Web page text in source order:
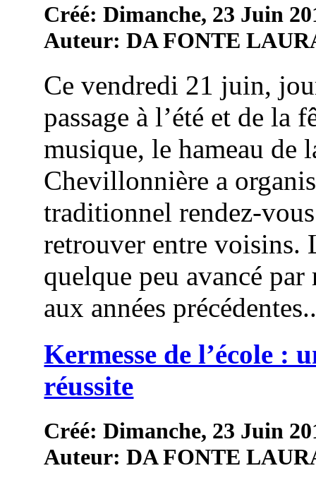
Créé: Dimanche, 23 Juin
Auteur: DA FONTE
Ce vendredi 21 juin,
passage à l’été et de la
musique, le hameau de
Chevillonnière a
traditionnel rendez-
retrouver entre voisins.
quelque peu avancé par
aux années
Kermesse de l’école :
réussite
Créé: Dimanche, 23 Juin
Auteur: DA FONTE